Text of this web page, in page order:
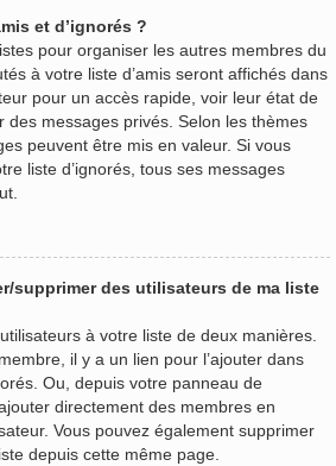
et d’ignorés ?
pour organiser les autres membres du
à votre liste d’amis seront affichés dans
pour un accès rapide, voir leur état de
des messages privés. Selon les thèmes
peuvent être mis en valeur. Si vous
liste d’ignorés, tous ses messages
supprimer des utilisateurs de ma liste
à votre liste de deux manières.
il y a un lien pour l’ajouter dans
Ou, depuis votre panneau de
directement des membres en
Vous pouvez également supprimer
depuis cette même page.